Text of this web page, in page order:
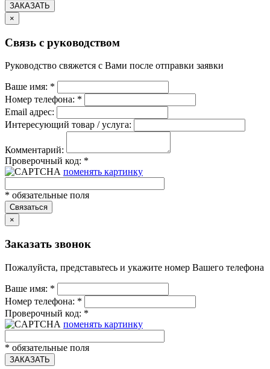
ЗАКАЗАТЬ
×
Связь с руководством
Руководство свяжется с Вами после отправки заявки
Ваше имя: *
Номер телефона: *
Email адрес:
Интересующий товар / услуга:
Комментарий:
Проверочный код: *
поменять картинку
* обязательные поля
Связаться
×
Заказать звонок
Пожалуйста, представьтесь и укажите номер Вашего телефона
Ваше имя: *
Номер телефона: *
Проверочный код: *
поменять картинку
* обязательные поля
ЗАКАЗАТЬ